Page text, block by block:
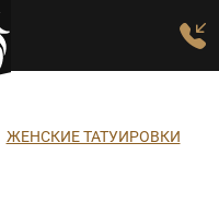
ЖЕНСКИЕ ТАТУИРОВКИ